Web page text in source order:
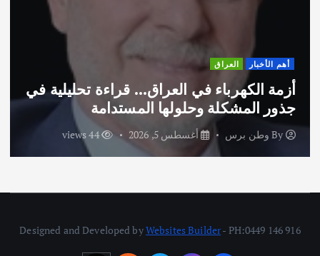
أهم الأخبار العراق
أزمة الكهرباء في العراق… قراءة تحليلية في
جذور المشكلة وحلولها المستدامة
وطن برس أغسطس 5, 2026 44 views
Designed and Developed byWebsites Builder- PH:0449 146 916